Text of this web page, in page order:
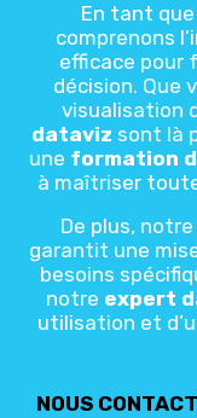
En tant que
comprenons
efficace pour
décision. Que
visualisation
dataviz sont là
une formation
à maîtriser
De plus,
garantit une
besoins
notre expert
utilisation et
NOUS